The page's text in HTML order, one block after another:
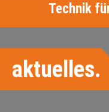
Technik
aktuelles.